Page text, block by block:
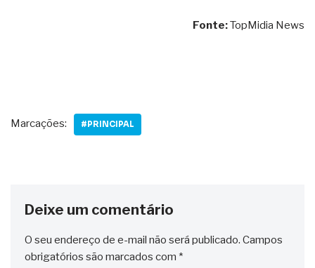
Fonte:TopMidia News
Marcações: #PRINCIPAL
Deixe um comentário
O seu endereço de e-mail não será publicado. Campos
obrigatórios são marcados com *